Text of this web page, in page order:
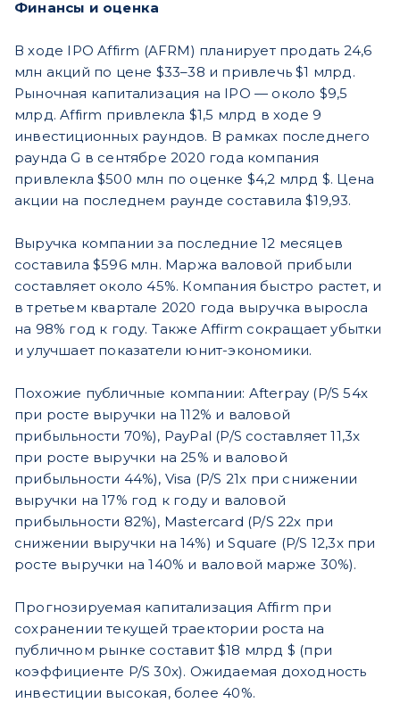
Финансы и оценка
В ходе IPO Affirm (AFRM) планирует продать 24,6
млн акций по цене $33–38 и привлечь $1 млрд.
Рыночная капитализация на IPO — около $9,5
млрд. Affirm привлекла $1,5 млрд в ходе 9
инвестиционных раундов. В рамках последнего
раунда G в сентябре 2020 года компания
привлекла $500 млн по оценке $4,2 млрд $. Цена
акции на последнем раунде составила $19,93.
Выручка компании за последние 12 месяцев
составила $596 млн. Маржа валовой прибыли
составляет около 45%. Компания быстро растет, и
в третьем квартале 2020 года выручка выросла
на 98% год к году. Также Affirm сокращает убытки
и улучшает показатели юнит-экономики.
Похожие публичные компании: Afterpay (P/S 54х
при росте выручки на 112% и валовой
прибыльности 70%), PayPal (P/S составляет 11,3x
при росте выручки на 25% и валовой
прибыльности 44%), Visa (P/S 21x при снижении
выручки на 17% год к году и валовой
прибыльности 82%), Mastercard (P/S 22x при
снижении выручки на 14%) и Square (P/S 12,3x при
росте выручки на 140% и валовой марже 30%).
Прогнозируемая капитализация Affirm при
сохранении текущей траектории роста на
публичном рынке составит $18 млрд $ (при
коэффициенте P/S 30x). Ожидаемая доходность
инвестиции высокая, более 40%.